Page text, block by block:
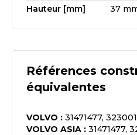
Hauteur [mm] 37
Références
équivalentes
VOLVO : 31471477,
VOLVO ASIA : 31471477,